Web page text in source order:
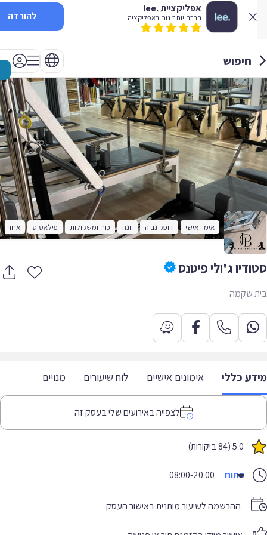
אפליקציית .lee
הרבה יותר נוח באפליקציה להורדה
חיפוש
אימון אישי דופק גבוה יוגה כוח ומשקולות פילאטיס אחר
ג'ולי פיטנס
שקמה
כללי אימונים אישיים לוח שיעורים מנויים
לצפייה באירועים שלי בעסק זה
5.0 (84 ביקורות)
פתוח 08:00-20:00
ההרשמה לשיעור מותנית באישור העסק